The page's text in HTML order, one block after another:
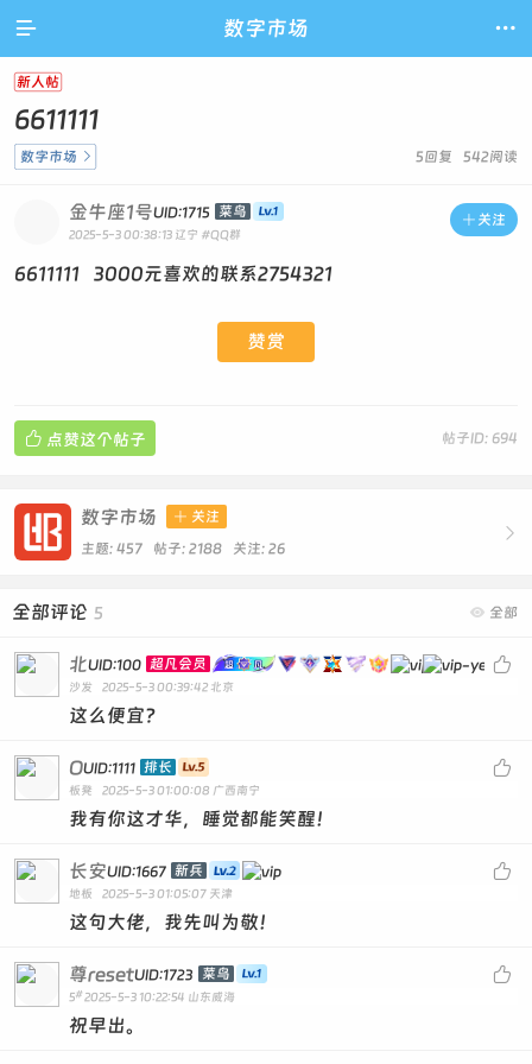
 数字市场 
新人帖
6611111
5回复 542阅读
数字市场 
 关注
金牛座1号UID:1715 菜鸟
2025-5-3 00:38:13 辽宁 #QQ群
6611111 3000元喜欢的联系2754321
赞赏
帖子ID: 694
 点赞这个帖子

数字市场  关注
主题: 457 帖子: 2188 关注: 26
 全部
全部评论 5

北UID:100 超凡会员
沙发 2025-5-3 00:39:42 北京
这么便宜?

OUID:1111 排长
板凳 2025-5-3 01:00:08 广西南宁
我有你这才华，睡觉都能笑醒！

长安UID:1667 新兵
地板 2025-5-3 01:05:07 天津
这句大佬，我先叫为敬！

尊resetUID:1723 菜鸟
5# 2025-5-3 10:22:54 山东威海
祝早出。